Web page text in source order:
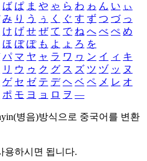
ば ぱ ま や ゃ ら わ ゎ ん い ぃ
み り う ぅ く ぐ す ず つ づ っ
け げ せ ぜ て で ね へ べ ぺ め
ほ ぼ ぽ も よ ょ ろ を
パ マ ヤ ャ ラ ワ ヮ ン イ ィ キ
リ ウ ゥ ク グ ス ズ ツ ヅ ッ ヌ
ゲ セ ゼ テ デ ヘ ベ ペ メ レ オ
ポ モ ヨ ョ ロ ヲ ―
병음)방식으로 중국어를 변환
용하시면 됩니다.